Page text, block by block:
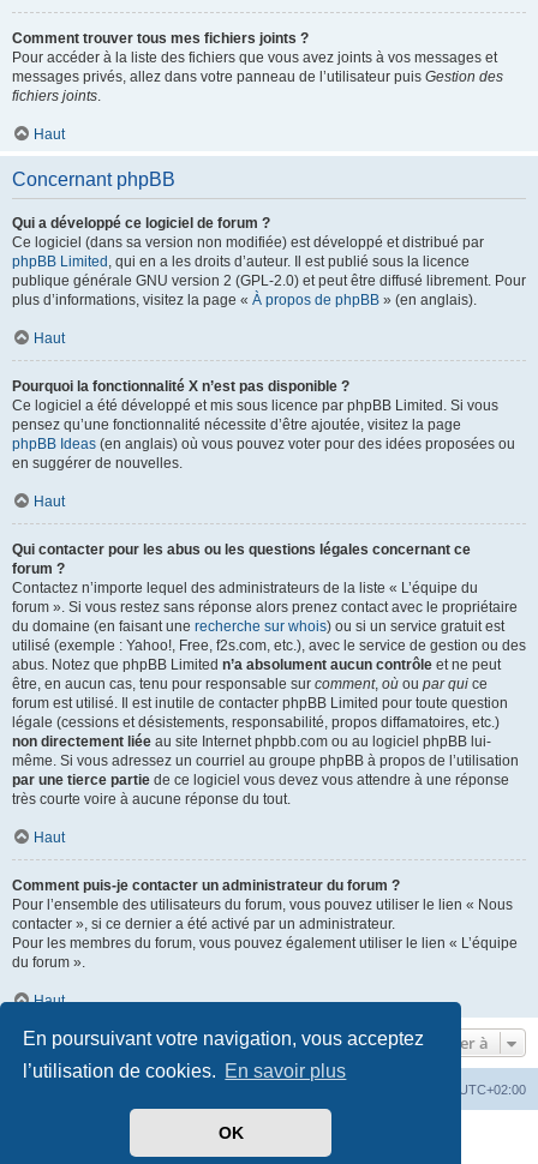
En poursuivant votre navigation, vous acceptez
l’utilisation de cookies. En savoir plus
OK
Comment trouver tous mes fichiers joints ?
Pour accéder à la liste des fichiers que vous avez joints à vos messages et
messages privés, allez dans votre panneau de l’utilisateur puis Gestion des
fichiers joints.
Haut
Concernant phpBB
Qui a développé ce logiciel de forum ?
Ce logiciel (dans sa version non modifiée) est développé et distribué par
phpBB Limited , qui en a les droits d’auteur. Il est publié sous la licence
publique générale GNU version 2 (GPL-2.0) et peut être diffusé librement. Pour
plus d’informations, visitez la page « À propos de phpBB » (en anglais).
Haut
Pourquoi la fonctionnalité X n’est pas disponible ?
Ce logiciel a été développé et mis sous licence par phpBB Limited. Si vous
pensez qu’une fonctionnalité nécessite d’être ajoutée, visitez la page
phpBB Ideas (en anglais) où vous pouvez voter pour des idées proposées ou
en suggérer de nouvelles.
Haut
Qui contacter pour les abus ou les questions légales concernant ce
forum ?
Contactez n’importe lequel des administrateurs de la liste « L’équipe du
forum ». Si vous restez sans réponse alors prenez contact avec le propriétaire
du domaine (en faisant une recherche sur whois) ou si un service gratuit est
utilisé (exemple : Yahoo!, Free, f2s.com, etc.), avec le service de gestion ou des
abus. Notez que phpBB Limited n’a absolument aucun contrôle et ne peut
être, en aucun cas, tenu pour responsable sur comment, où ou par qui ce
forum est utilisé. Il est inutile de contacter phpBB Limited pour toute question
légale (cessions et désistements, responsabilité, propos diffamatoires, etc.)
non directement liée au site Internet phpbb.com ou au logiciel phpBB lui-
même. Si vous adressez un courriel au groupe phpBB à propos de l’utilisation
par une tierce partie de ce logiciel vous devez vous attendre à une réponse
très courte voire à aucune réponse du tout.
Haut
Comment puis-je contacter un administrateur du forum ?
Pour l’ensemble des utilisateurs du forum, vous pouvez utiliser le lien « Nous
contacter », si ce dernier a été activé par un administrateur.
Pour les membres du forum, vous pouvez également utiliser le lien « L’équipe
du forum ».
Haut
Aller à
UTC+02:00
phpBB ® Forum Software © phpBB Limited
phpBB-fr.com